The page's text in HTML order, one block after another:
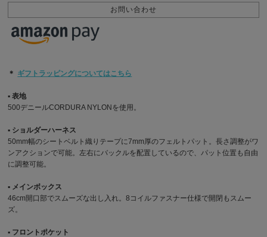
お問い合わせ
＊ ギフトラッピングについてはこちら
▪︎ 表地
500デニールCORDURA NYLONを使用。
▪︎ ショルダーハーネス
50mm幅のシートベルト織りテープに7mm厚のフェルトパット。長さ調整がワ
ンアクションで可能。左右にバックルを配置しているので、パット位置も自由
に調整可能。
▪︎ メインボックス
46cm開口部でスムーズな出し入れ。8コイルファスナー仕様で開閉もスムー
ズ。
▪︎ フロントポケット